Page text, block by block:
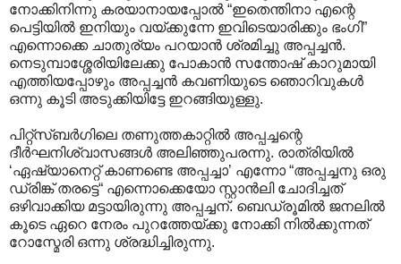
നോക്കിനിന്നു കരയാനായപ്പോൽ “ഇതെന്തിനാ എന്റെ
പെട്ടിയിൽ ഇനിയും വയ്ക്കുന്നേ ഇവിടെയാരിക്കും ഭംഗി”
എന്നൊക്കെ ചാതുര്യം പറയാൻ ശ്രമിച്ചു അപ്പച്ചൻ.
നെടുമ്പാശ്ശേരിയിലേക്കു പോകാൻ സന്തോഷ് കാറുമായി
എത്തിയപ്പോഴും അപ്പച്ചൻ കവണിയുടെ ഞൊറിവുകൾ
ഒന്നു കൂടി അടുക്കിയിട്ടേ ഇറങ്ങിയുള്ളു.
പിറ്റ്സ്ബർഗിലെ തണുത്തകാറ്റിൽ അപ്പച്ചന്റെ
ദീർഘനിശ്വാസങ്ങൾ അലിഞ്ഞുപരന്നു. രാത്രിയിൽ
‘ഏഷ്യാനെറ്റ് കാണണ്ടെ അപ്പച്ചാ’ എന്നോ “അപ്പച്ചനു ഒരു
ഡ്രിങ്ക് തരട്ടെ“ എന്നൊക്കെയോ സ്റ്റാൻലി ചോദിച്ചത്
ഒഴിവാക്കിയ മട്ടായിരുന്നു അപ്പച്ചന്. ബെഡ്രൂമിൽ ജനലിൽ
കൂടെ ഏറെ നേരം പുറത്തേയ്ക്കു നോക്കി നിൽക്കുന്നത്
റോസ്മേരി ഒന്നു ശ്രദ്ധിച്ചിരുന്നു.